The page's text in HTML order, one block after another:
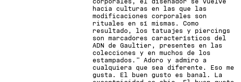
hacia culturas en las que las
modificaciones corporales son
rituales en sí mismas. Como
resultado, los tatuajes y piercings
son marcadores característicos del
ADN de Gaultier, presentes en las
colecciones y en muchos de los
estampados." Adoro y admiro a
cualquiera que sea diferente. Eso me
gusta. El buen gusto es banal. La